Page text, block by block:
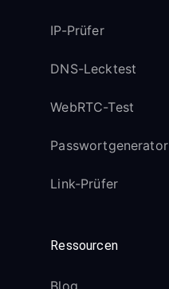
IP-Prüfer
DNS-Lecktest
WebRTC-Test
Passwortgenerator
Link-Prüfer
Ressourcen
Blog